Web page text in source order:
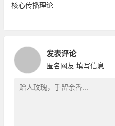
核心传播理论
发表评论
匿名网友 填写信息